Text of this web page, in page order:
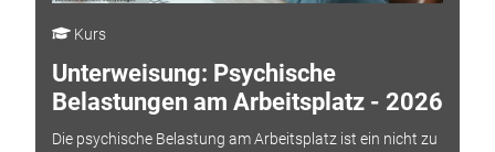
Kurs
Unterweisung: Psychische
Belastungen am Arbeitsplatz - 2026
Die psychische Belastung am Arbeitsplatz ist ein nicht zu